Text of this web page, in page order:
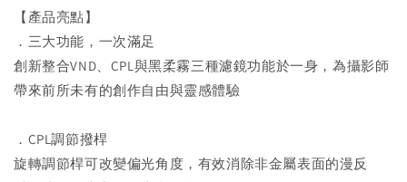
【產品亮點】
．三大功能，一次滿足
創新整合VND、CPL與黑柔霧三種濾鏡功能於一身，為攝影師
帶來前所未有的創作自由與靈感體驗
．CPL調節撥桿
旋轉調節桿可改變偏光角度，有效消除非金屬表面的漫反